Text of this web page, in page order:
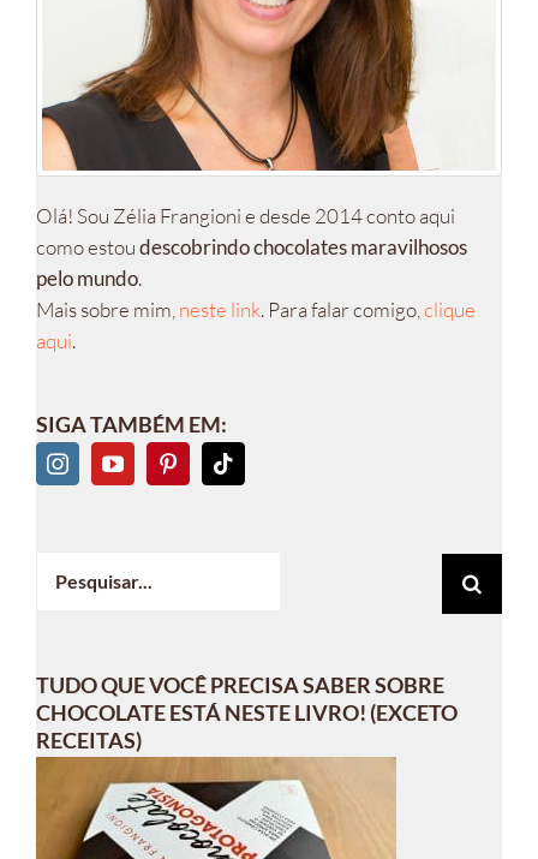
Olá! Sou Zélia Frangioni e desde 2014 conto aqui
como estoudescobrindo chocolates maravilhosos
pelo mundo.
Mais sobre mim, neste link. Para falar comigo, clique
aqui.
SIGA TAMBÉM EM:
resultados
TUDO QUE VOCÊ PRECISA SABER SOBRE
CHOCOLATE ESTÁ NESTE LIVRO! (EXCETO
RECEITAS)